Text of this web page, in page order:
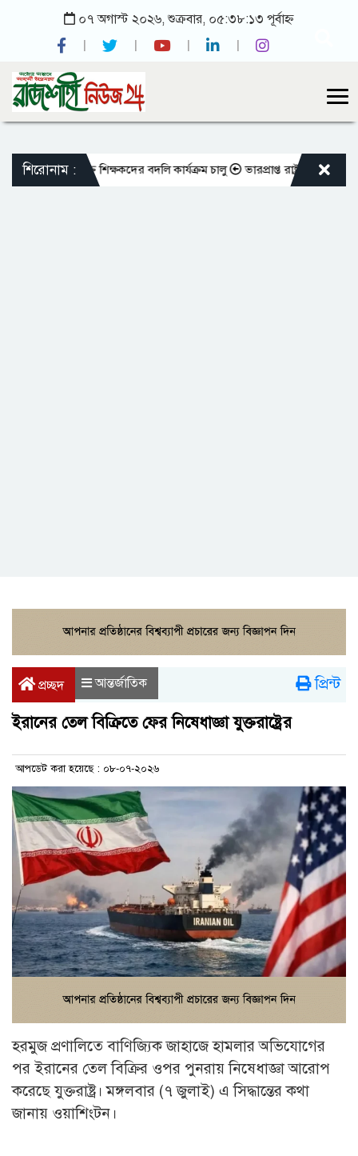
০৭ অগাস্ট ২০২৬, শুক্রবার, ০৫:৩৮:১৩ পূর্বাহ্ন
শিরোনাম :
এমপিওভুক্ত শিক্ষকদের বদলি কার্যক্রম চালু ভারপ্রাপ্ত রাষ্ট্রপতিকে শুভেচ্ছা
প্রচ্ছদ আন্তর্জাতিক প্রিন্ট
ইরানের তেল বিক্রিতে ফের নিষেধাজ্ঞা যুক্তরাষ্ট্রের
আপডেট করা হয়েছে : ০৮-০৭-২০২৬
হরমুজ প্রণালিতে বাণিজ্যিক জাহাজে হামলার অভিযোগের
পর ইরানের তেল বিক্রির ওপর পুনরায় নিষেধাজ্ঞা আরোপ
করেছে যুক্তরাষ্ট্র। মঙ্গলবার (৭ জুলাই) এ সিদ্ধান্তের কথা
জানায় ওয়াশিংটন।